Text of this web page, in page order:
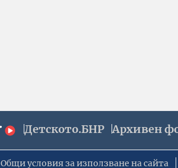
Детското.БНР Архивен
Общи условия за използване на сайта